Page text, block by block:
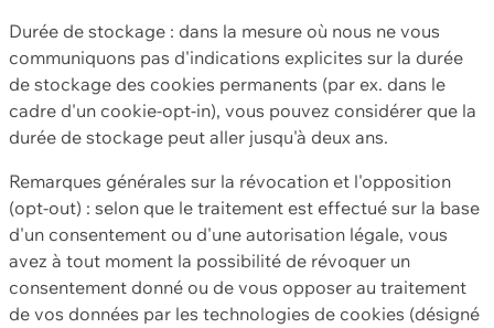
Durée de stockage : dans la mesure où nous ne vous
communiquons pas d'indications explicites sur la durée
de stockage des cookies permanents (par ex. dans le
cadre d'un cookie-opt-in), vous pouvez considérer que la
durée de stockage peut aller jusqu'à deux ans.
Remarques générales sur la révocation et l'opposition
(opt-out) : selon que le traitement est effectué sur la base
d'un consentement ou d'une autorisation légale, vous
avez à tout moment la possibilité de révoquer un
consentement donné ou de vous opposer au traitement
de vos données par les technologies de cookies (désigné